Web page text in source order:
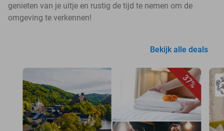
genieten van je uitje en rustig de tijd te nemen om de
omgeving te verkennen!
Bekijk alle deals
37%